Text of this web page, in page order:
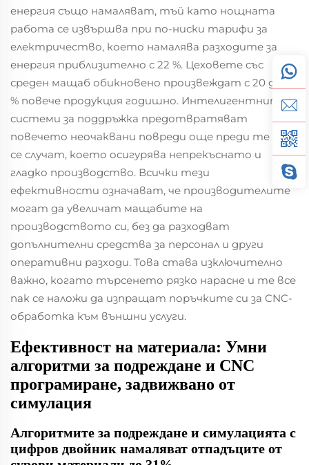
енергия също намаляват, тъй като нощната
работа се извършва при по-ниски тарифи за
електричество, което намалява разходите за
енергия приблизително с 22 %. Цеховете със
среден мащаб обикновено произвеждат с 20 до 30
% повече продукция годишно. Интелигентните
системи за поддръжка предотвратяват
повечето неочаквани повреди още преди те да
се случат, което осигурява непрекъснато и
гладко производство. Всички тези
ефективности означават, че производителите
могат да увеличат мащабите на
производството си, без да разходват
допълнителни средства за персонал и други
оперативни разходи. Това става изключително
важно, когато търсенето рязко нарасне и те все
пак се наложи да изпращат поръчките си за CNC-
обработка към външни услуги.
Ефективност на материала: Умни
алгоритми за подреждане и CNC
програмиране, задвижвано от
симулация
Алгоритмите за подреждане и симулацията с
цифров двойник намаляват отпадъците от